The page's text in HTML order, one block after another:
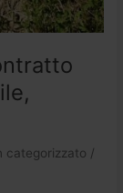
categorizzato /